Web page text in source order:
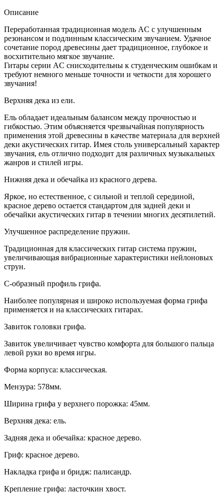
Описание
Переработанная традиционная модель AC с улучшенным
резонансом и подлинным классическим звучанием. Удачное
сочетание пород древесины дает традиционное, глубокое и
восхитительно мягкое звучание.
Гитары серии AC снисходительны к студенческим ошибкам и
требуют немного меньше точности и четкости для хорошего
звучания!
Верхняя дека из ели.
Ель обладает идеальным балансом между прочностью и
гибкостью. Этим объясняется чрезвычайная популярность
применения этой древесины в качестве материала для верхней
деки акустических гитар. Имея столь универсальный характер
звучания, ель отлично подходит для различных музыкальных
жанров и стилей игры.
Нижняя дека и обечайка из красного дерева.
Яркое, но естественное, с сильной и теплой серединой,
красное дерево остается стандартом для задней деки и
обечайки акустических гитар в течении многих десятилетий.
Улучшенное распределение пружин.
Традиционная для классических гитар система пружин,
увеличивающая вибрационные характеристики нейлоновых
струн.
С-образный профиль грифа.
Наиболее популярная и широко используемая форма грифа
применяется и на классических гитарах.
Завиток головки грифа.
Завиток увеличивает чувство комфорта для большого пальца
левой руки во время игры.
Форма корпуса: классическая.
Мензура: 578мм.
Ширина грифа у верхнего порожка: 45мм.
Верхняя дека: ель.
Задняя дека и обечайка: красное дерево.
Гриф: красное дерево.
Накладка грифа и бридж: палисандр.
Крепление грифа: ласточкин хвост.